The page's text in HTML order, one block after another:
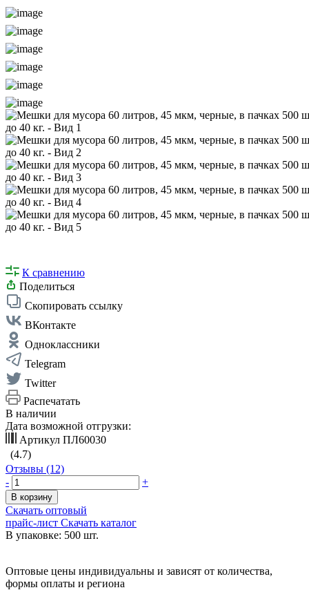
К сравнению
Поделиться
Скопировать ссылку
ВКонтакте
Одноклассники
Telegram
Twitter
Распечатать
В наличии
Дата возможной отгрузки:
Артикул ПЛ60030
(4.7)
Отзывы (12)
-
+
В корзину
Скачать оптовый
прайс-лист Скачать каталог
В упаковке: 500 шт.
Оптовые цены индивидуальны и зависят от количества,
формы оплаты и региона